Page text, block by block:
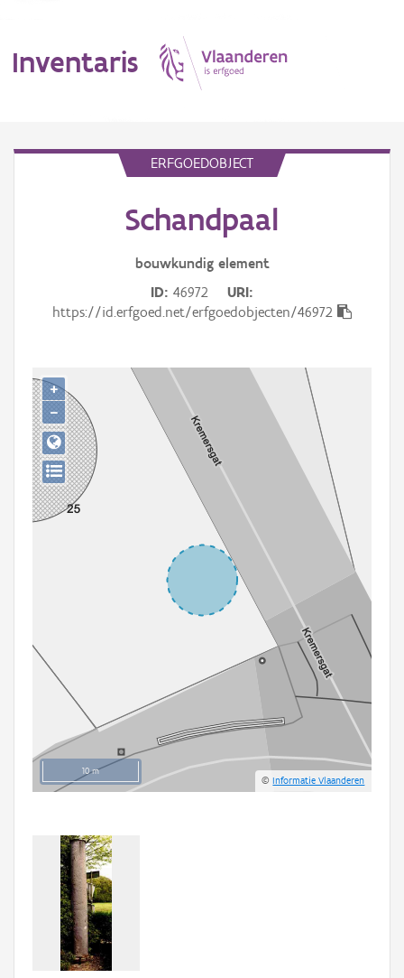
Inventaris
Gebeurtenis
Persoon of collectief
Downloads
Hergebruik
ERFGOEDOBJECT
Schandpaal
bouwkundig element
ID 46972
URI
https://id.erfgoed.net/erfgoedobjecten/46972
10 m
©Informatie Vlaanderen
+
−